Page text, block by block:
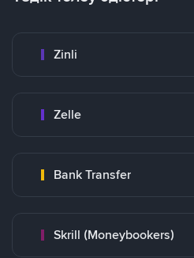
Zinli
Zelle
Bank Transfer
Skrill (Moneybookers)